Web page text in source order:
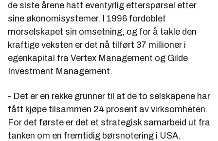
de siste årene hatt eventyrlig etterspørsel etter
sine økonomisystemer. I 1996 fordoblet
morselskapet sin omsetning, og for å takle den
kraftige veksten er det nå tilført 37 millioner i
egenkapital fra Vertex Management og Gilde
Investment Management.
- Det er en rekke grunner til at de to selskapene har
fått kjøpe tilsammen 24 prosent av virksomheten.
For det første er det et strategisk samarbeid ut fra
tanken om en fremtidig børsnotering i USA.